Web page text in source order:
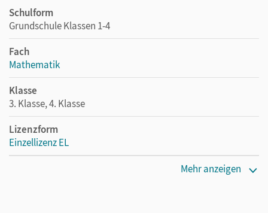
Schulform
Grundschule Klassen 1-4
Fach
Mathematik
Klasse
3. Klasse, 4. Klasse
Lizenzform
Einzellizenz EL
Mehr anzeigen